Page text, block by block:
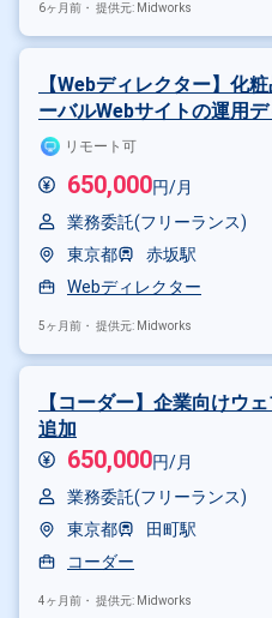
6ヶ月前・ 提供元: Midworks
【Webディレクター】化
ーバルWebサイトの運用
リモート可
650,000円/月
業務委託(フリーランス)
東京都
赤坂駅
Webディレクター
5ヶ月前・ 提供元: Midworks
【コーダー】企業向けウ
追加
650,000円/月
業務委託(フリーランス)
東京都
田町駅
コーダー
4ヶ月前・ 提供元: Midworks